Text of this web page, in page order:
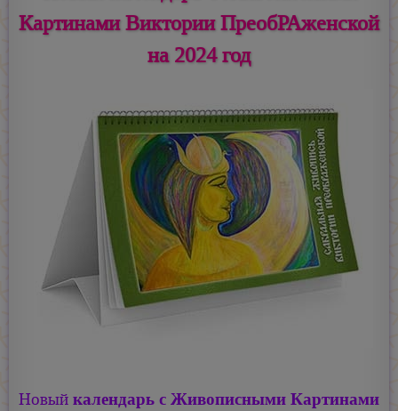
Картинами Виктории ПреобРАженской
на 2024 год
Новый календарь с Живописными Картинами